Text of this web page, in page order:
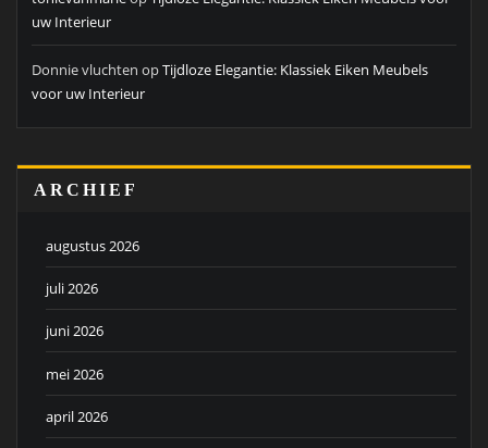
uw Interieur
Donnie vluchten opTijdloze Elegantie: Klassiek Eiken Meubels
voor uw Interieur
ARCHIEF
augustus 2026
juli 2026
juni 2026
mei 2026
april 2026